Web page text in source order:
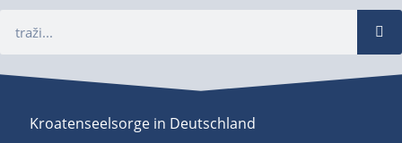
Kroatenseelsorge in Deutschland